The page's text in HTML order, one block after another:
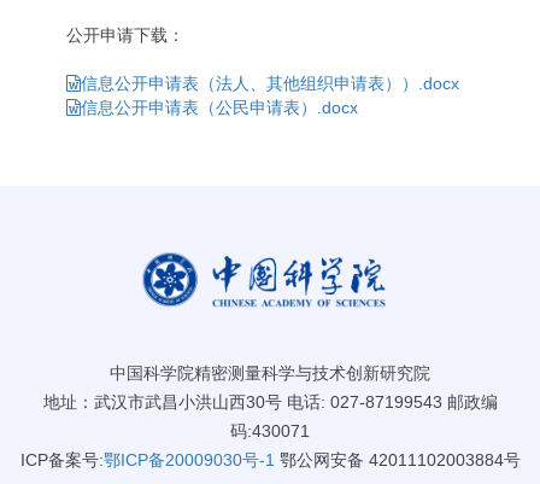
公开申请下载：
信息公开申请表（法人、其他组织申请表））.docx
信息公开申请表（公民申请表）.docx
中国科学院精密测量科学与技术创新研究院
地址：武汉市武昌小洪山西30号 电话: 027-87199543 邮政编
码:430071
ICP备案号:鄂ICP备20009030号-1 鄂公网安备 42011102003884号